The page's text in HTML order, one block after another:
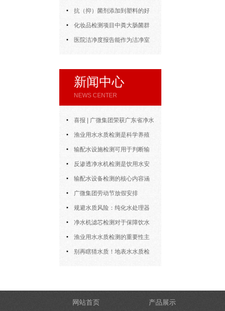
清晰辨别产品的节水性能
抗（抑）菌剂添加到塑料的好
处告诉您
化妆品检测项目中粪大肠菌群
的检测医院洁净度报告能作为洁净室
新闻中心
NEWS CENTER
喜报 | 广微集团荣获广东省净水
设备协会“优秀会员企业”称号
渔业用水水质检测是科学养殖
中的重要工具
输配水设施检测可用于判断输
水设施能否安全、稳定地完成供水
任务
反渗透净水机检测是饮用水安
全体系中的重要一环
输配水设备检测的核心内容涵
盖了多个方面
广微集团劳动节放假安排
规避水质风险：纯化水处理器
检测的核心环节与细节把控
净水机滤芯检测对于保障饮水
安全具有重要意义
渔业用水水质检测的重要性主
要体现在以下四大方面
别再瞎猜水质！地表水水质检
网站首页 产品展示